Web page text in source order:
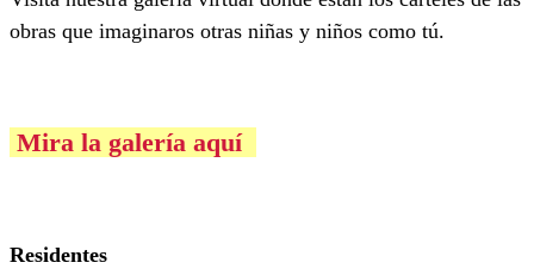
obras que imaginaros otras niñas y niños como tú.
Mira la galería aquí
Residentes